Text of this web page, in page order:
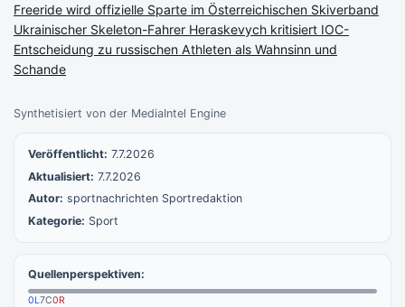
Synthetisiert von der MediaIntel Engine
Veröffentlicht: 7.7.2026
Aktualisiert: 7.7.2026
Autor: sportnachrichten Sportredaktion
Kategorie: Sport
Quellenperspektiven:
0L7C0R
Freeride wird offizielle Sparte im Österreichischen Skiverband
Ukrainischer Skeleton-Fahrer Heraskevych kritisiert IOC-
Entscheidung zu russischen Athleten als Wahnsinn und
Schande